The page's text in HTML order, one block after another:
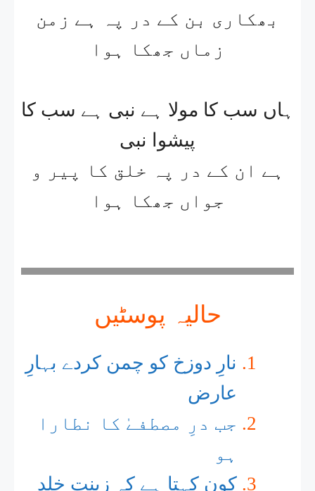
بھکاری بن کے در پہ ہے زمن
زماں جھکا ہوا
ہاں سب کا مولا ہے نبی ہے سب کا
پیشوا نبی
ہے ان کے در پہ خلق کا پیر و
جواں جھکا ہوا
حالیہ پوسٹیں
نارِ دوزخ کو چمن کردے بہارِ
عارض​
جب درِ مصطفےٰ کا نطارا
ہو
کون کہتا ہے کہ زینت خلد